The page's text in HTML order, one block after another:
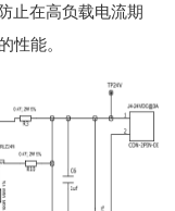
止在高负载电流期
性能。